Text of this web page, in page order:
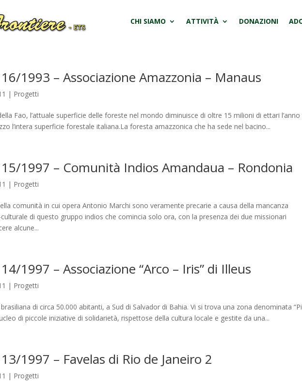
CHI SIAMO ATTIVITÀ DONAZIONI
1993 – Associazione Amazzonia – Manaus
| Progetti
Fao, l’attuale superficie delle foreste nel mondo diminuisce di oltre 15 milioni di ettari l’anno
l’intera superficie forestale italiana.La foresta amazzonica che ha sede nel bacino...
1997 – Comunità Indios Amandaua – Rondonia
| Progetti
comunità in cui opera Antonio Marchi sono veramente precarie a causa della mancanza
di questo gruppo indios che comincia solo ora, con la presenza dei due missionari
alcune...
1997 – Associazione “Arco – Iris” di Illeus
| Progetti
di circa 50.000 abitanti, a Sud di Salvador di Bahia. Vi si trova una zona denominata
di piccole iniziative di solidarietà, rispettose della cultura locale e gestite da una...
1997 – Favelas di Rio de Janeiro 2
| Progetti